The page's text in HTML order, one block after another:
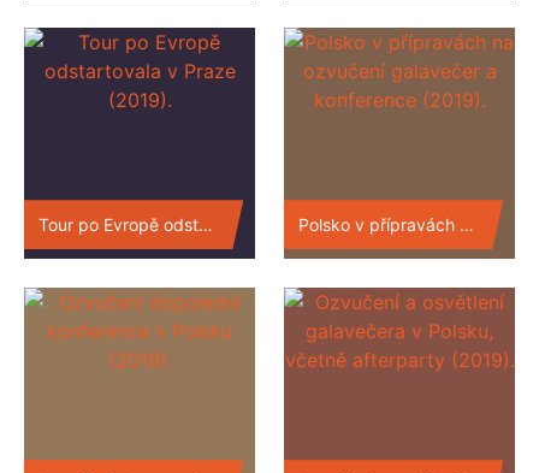
Tour po Evropě odstartovala v Praze (2019). Polsko v přípravách na ozvučení galavečer a konference (2019).